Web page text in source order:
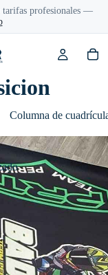
tarifas profesionales —
Columna de